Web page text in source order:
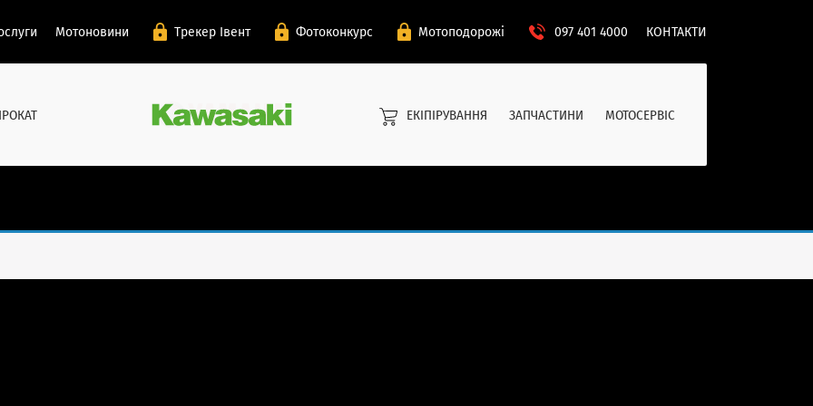
Мотоновини Трекер Івент Фотоконкурс Мотоподорожі 097 401 4000 КОНТАКТИ
ЕКІПІРУВАННЯ ЗАПЧАСТИНИ МОТОСЕРВІС